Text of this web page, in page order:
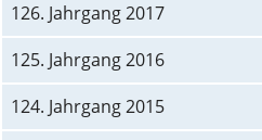
126. Jahrgang 2017
125. Jahrgang 2016
124. Jahrgang 2015